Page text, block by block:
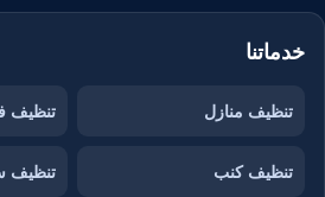
خدماتنا
تنظيف منازل تنظيف
تنظيف كنب تنظيف